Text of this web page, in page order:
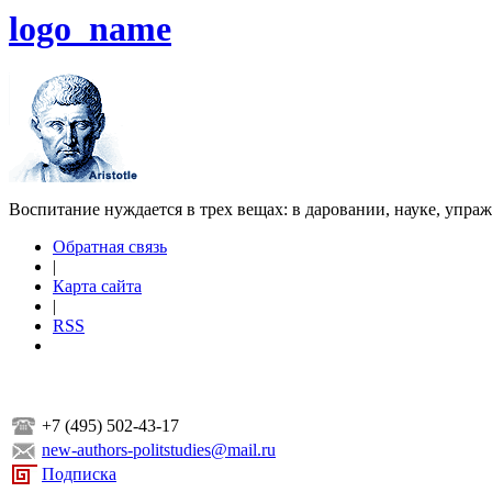
logo_name
Воспитание нуждается в трех вещах: в даровании, науке,
Обратная связь
|
Карта сайта
|
RSS
+7 (495) 502-43-17
new-authors-politstudies@mail.ru
Подписка